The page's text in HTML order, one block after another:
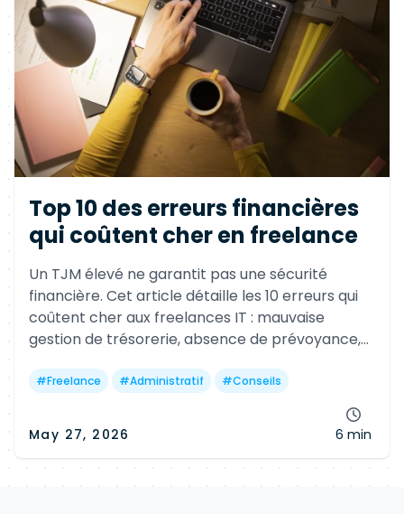
Top 10 des erreurs financières
qui coûtent cher en freelance
Un TJM élevé ne garantit pas une sécurité
financière. Cet article détaille les 10 erreurs qui
coûtent cher aux freelances IT : mauvaise
gestion de trésorerie, absence de prévoyance,
épargne mal optimisée.
#Freelance #Administratif #Conseils
May 27, 2026 6 min